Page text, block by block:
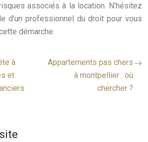
associés à la location. N’hésitez
d’un professionnel du droit pour vous
démarche.
à
et
Appartements pas chers
à montpellier : où
chercher ?